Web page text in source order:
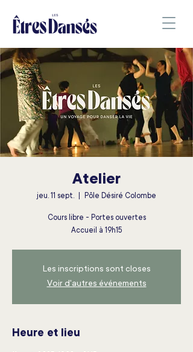
Atelier
jeu. 11 sept. Pôle Désiré Colombe
Cours libre - Portes ouvertes
Accueil à 19h15
Les inscriptions sont closes
Voir d'autres événements
Heure et lieu